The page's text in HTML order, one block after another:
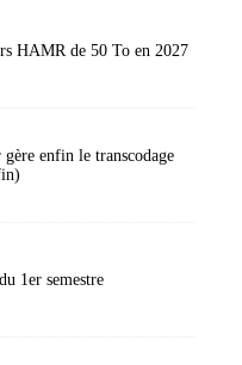
HAMR de 50 To en 2027
enfin le transcodage
1er semestre